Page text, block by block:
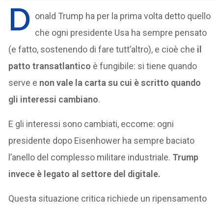
D onald Trump ha per la prima volta detto quello
che ogni presidente Usa ha sempre pensato
(e fatto, sostenendo di fare tutt’altro), e cioè che il
patto transatlantico è fungibile: si tiene quando
serve e non vale la carta su cui è scritto quando
gli interessi cambiano.
E gli interessi sono cambiati, eccome: ogni
presidente dopo Eisenhower ha sempre baciato
l’anello del complesso militare industriale. Trump
invece è legato al settore del digitale.
Questa situazione critica richiede un ripensamento